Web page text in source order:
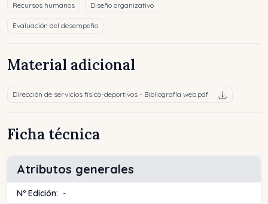
Recursos humanos Diseño organizativo
Evaluación del desempeño
Material adicional
Dirección de servicios físico-deportivos - Bibliografía web.pdf
Ficha técnica
Atributos generales
Nº Edición: -